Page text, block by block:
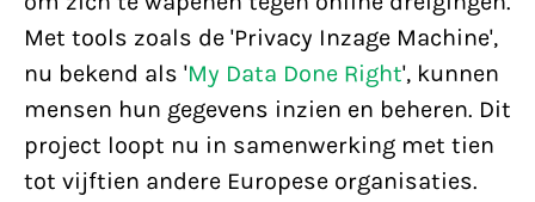
Met tools zoals de 'Privacy Inzage Machine',
nu bekend als 'My Data Done Right', kunnen
mensen hun gegevens inzien en beheren. Dit
project loopt nu in samenwerking met tien
tot vijftien andere Europese organisaties.